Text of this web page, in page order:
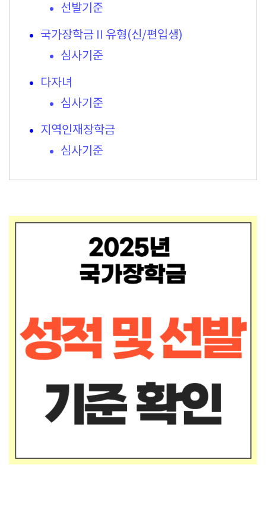
선발기준
국가장학금Ⅱ유형(신/편입생)
심사기준
다자녀
심사기준
지역인재장학금
심사기준